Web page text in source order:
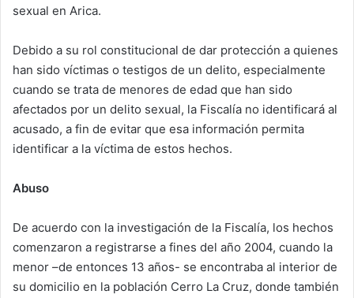
sexual en Arica.
Debido a su rol constitucional de dar protección a quienes
han sido víctimas o testigos de un delito, especialmente
cuando se trata de menores de edad que han sido
afectados por un delito sexual, la Fiscalía no identificará al
acusado, a fin de evitar que esa información permita
identificar a la víctima de estos hechos.
Abuso
De acuerdo con la investigación de la Fiscalía, los hechos
comenzaron a registrarse a fines del año 2004, cuando la
menor –de entonces 13 años- se encontraba al interior de
su domicilio en la población Cerro La Cruz, donde también